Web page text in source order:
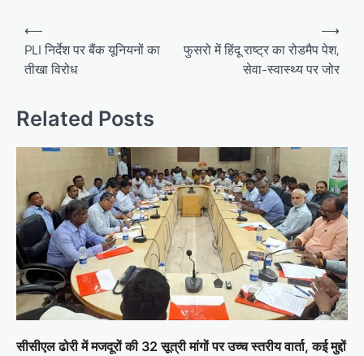
Post
navigation
⟵
PLI निर्देश पर बैंक यूनियनों का
तीखा विरोध
फुसरो में हिंदू राष्ट्र का रोडमैप पेश,
सेवा-स्वास्थ्य पर जोर
⟶
Related Posts
सीसीएल ढोरी में मजदूरों की 32 सूत्री मांगों पर उच्च स्तरीय वार्ता, कई मुद्दों